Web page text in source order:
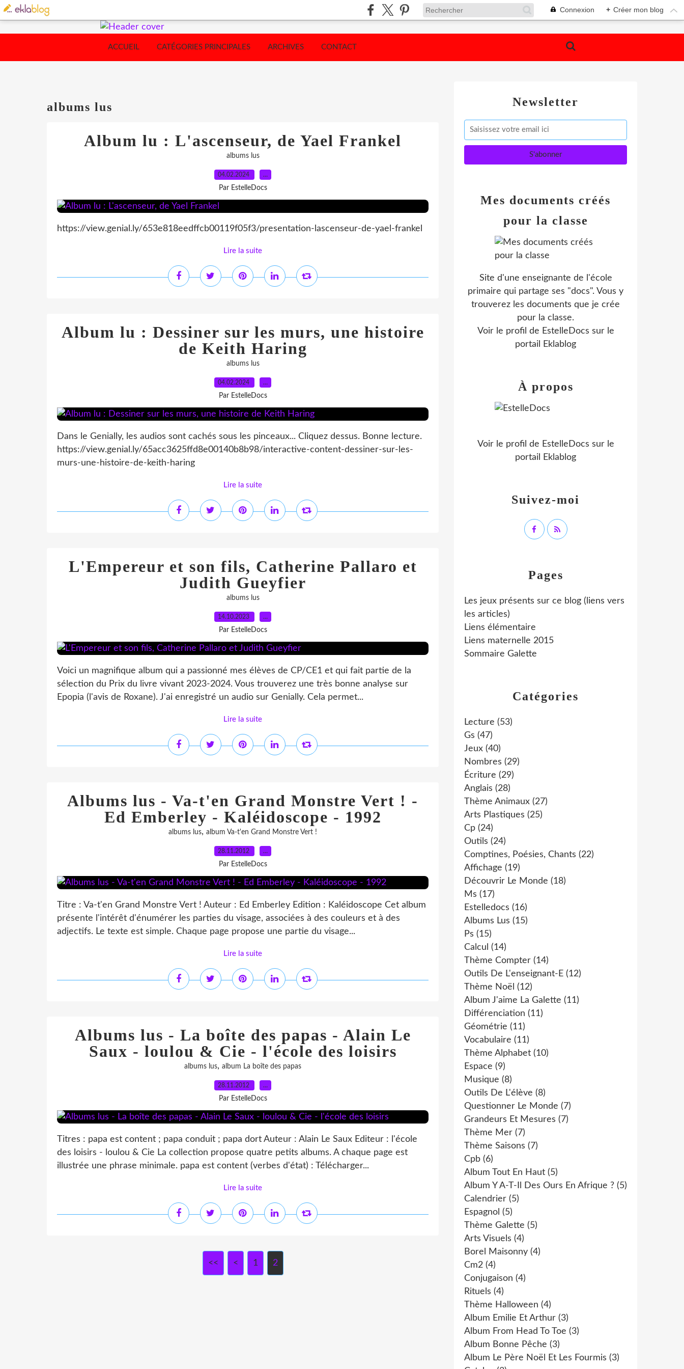
Connexion + Créer mon blog
ACCUEIL CATÉGORIES PRINCIPALES ARCHIVES CONTACT
albums lus
Album lu : L'ascenseur, de Yael Frankel
albums lus
04.02.2024 …
Par EstelleDocs
https://view.genial.ly/653e818eedffcb00119f05f3/presentation-lascenseur-de-yael-frankel
Lire la suite
Album lu : Dessiner sur les murs, une histoire
de Keith Haring
albums lus
04.02.2024 …
Par EstelleDocs
Dans le Genially, les audios sont cachés sous les pinceaux... Cliquez dessus. Bonne lecture.
https://view.genial.ly/65acc3625ffd8e00140b8b98/interactive-content-dessiner-sur-les-
murs-une-histoire-de-keith-haring
Lire la suite
L'Empereur et son fils, Catherine Pallaro et
Judith Gueyfier
albums lus
14.10.2023 …
Par EstelleDocs
Voici un magnifique album qui a passionné mes élèves de CP/CE1 et qui fait partie de la
sélection du Prix du livre vivant 2023-2024. Vous trouverez une très bonne analyse sur
Epopia (l'avis de Roxane). J'ai enregistré un audio sur Genially. Cela permet...
Lire la suite
Albums lus - Va-t'en Grand Monstre Vert ! -
Ed Emberley - Kaléidoscope - 1992
albums lus, album Va-t'en Grand Monstre Vert !
28.11.2012 …
Par EstelleDocs
Titre : Va-t'en Grand Monstre Vert ! Auteur : Ed Emberley Edition : Kaléidoscope Cet album
présente l'intérêt d'énumérer les parties du visage, associées à des couleurs et à des
adjectifs. Le texte est simple. Chaque page propose une partie du visage...
Lire la suite
Albums lus - La boîte des papas - Alain Le
Saux - loulou & Cie - l'école des loisirs
albums lus, album La boîte des papas
28.11.2012 …
Par EstelleDocs
Titres : papa est content ; papa conduit ; papa dort Auteur : Alain Le Saux Editeur : l'école
des loisirs - loulou & Cie La collection propose quatre petits albums. A chaque page est
illustrée une phrase minimale. papa est content (verbes d'état) : Télécharger...
Lire la suite
<< < 1 2
Newsletter
Catégories
Lecture (53)
Gs (47)
Jeux (40)
Nombres (29)
Écriture (29)
Anglais (28)
Thème Animaux (27)
Arts Plastiques (25)
Cp (24)
Outils (24)
Comptines, Poésies, Chants (22)
Affichage (19)
Découvrir Le Monde (18)
Ms (17)
Estelledocs (16)
Albums Lus (15)
Ps (15)
Calcul (14)
Thème Compter (14)
Outils De L'enseignant-E (12)
Thème Noël (12)
Album J'aime La Galette (11)
Différenciation (11)
Géométrie (11)
Vocabulaire (11)
Thème Alphabet (10)
Espace (9)
Musique (8)
Outils De L'élève (8)
Questionner Le Monde (7)
Grandeurs Et Mesures (7)
Thème Mer (7)
Thème Saisons (7)
Cpb (6)
Album Tout En Haut (5)
Album Y A-T-Il Des Ours En Afrique ? (5)
Calendrier (5)
Espagnol (5)
Thème Galette (5)
Arts Visuels (4)
Borel Maisonny (4)
Cm2 (4)
Conjugaison (4)
Rituels (4)
Thème Halloween (4)
Album Emilie Et Arthur (3)
Album From Head To Toe (3)
Album Bonne Pêche (3)
Album Le Père Noël Et Les Fourmis (3)
Pages
Les jeux présents sur ce blog (liens vers
les articles)
Liens élémentaire
Liens maternelle 2015
Sommaire Galette
Mes documents créés
pour la classe
Site d'une enseignante de l'école
primaire qui partage ses "docs". Vous y
trouverez les documents que je crée
pour la classe.
Voir le profil de EstelleDocs sur le
portail Eklablog
Suivez-moi
À propos
Voir le profil de EstelleDocs sur le
portail Eklablog